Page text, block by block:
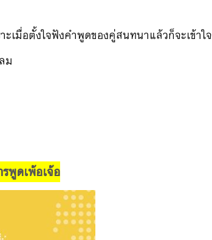
เมื่อตั้งใจฟังคำพูดของคู่สนทนาแล้วก็จะเข้าใ
ม
พูดเพ้อเจ้อ